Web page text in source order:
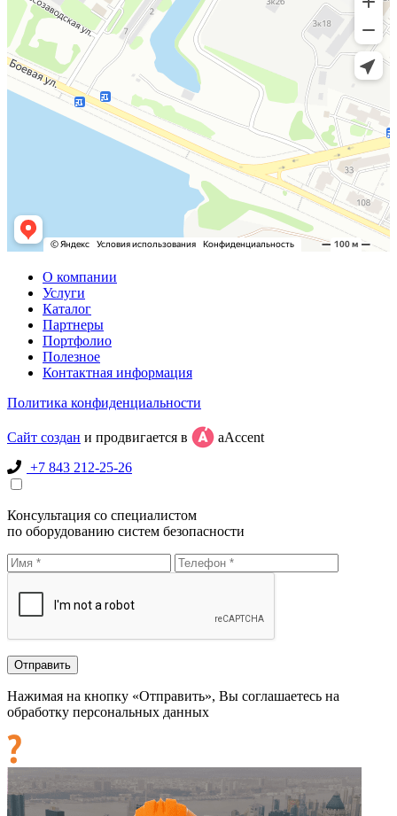
О компании
Услуги
Каталог
Партнеры
Портфолио
Полезное
Контактная информация
Политика конфиденциальности
Сайт создан и продвигается в
aAccent
+7 843 212-25-26
Консультация со специалистом
по оборудованию систем безопасности
Нажимая на кнопку «Отправить», Вы соглашаетесь на
обработку персональных данных